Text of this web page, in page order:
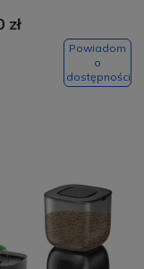
zł
Powiadom
o
dostępności